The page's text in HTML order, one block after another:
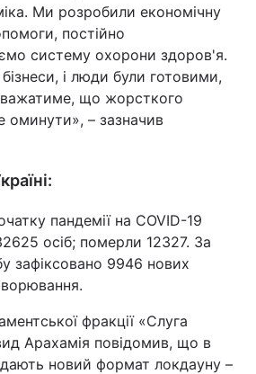
Ми розробили економічну
постійно
систему охорони здоров'я.
і люди були готовими,
що жорсткого
оминути», – зазначив
пандемії на COVID-19
осіб; померли 12327. За
зафіксовано 9946 нових
фракції «Слуга
Арахамія повідомив, що в
новий формат локдауну –